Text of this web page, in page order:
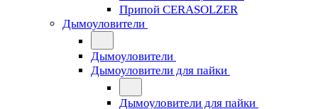
Припой CERASOLZER
Дымоуловители
Дымоуловители
Дымоуловители для пайки
Дымоуловители для пайки